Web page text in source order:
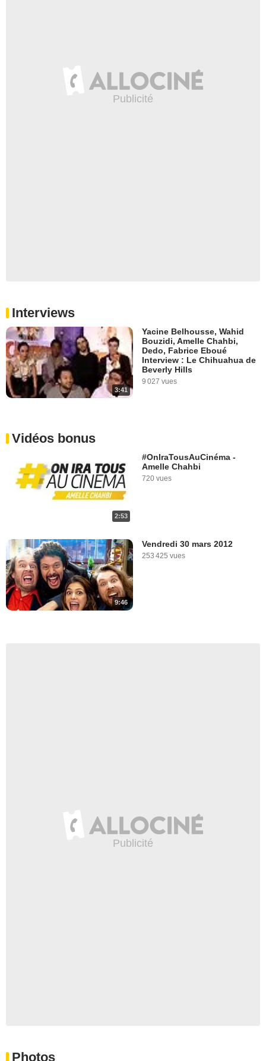
Interviews
3:41
Yacine Belhousse, Wahid
Bouzidi, Amelle Chahbi,
Dedo, Fabrice Eboué
Interview : Le Chihuahua de
Beverly Hills
9 027 vues
Vidéos bonus
2:53
#OnIraTousAuCinéma -
Amelle Chahbi
720 vues
9:46
Vendredi 30 mars 2012
253 425 vues
Photos